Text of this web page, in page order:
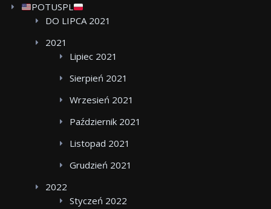
POTUSPL
DO LIPCA 2021
2021
Lipiec 2021
Sierpień 2021
Wrzesień 2021
Październik 2021
Listopad 2021
Grudzień 2021
2022
Styczeń 2022